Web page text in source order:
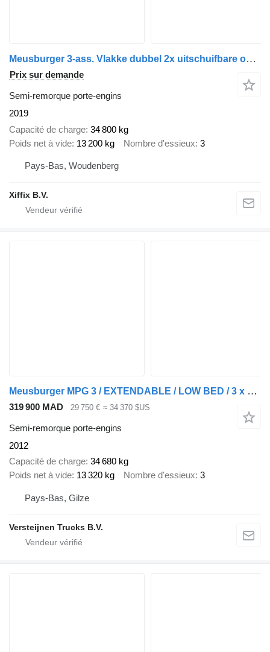
Meusburger 3-ass. Vlakke dubbel 2x uitschuifbare oplegger met huifopbouw /
Prix sur demande
Semi-remorque porte-engins
2019
Capacité de charge 34 800 kg
Poids net à vide 13 200 kg Nombre d'essieux 3
Pays-Bas, Woudenberg
Xiffix B.V.
Meusburger MPG 3 / EXTENDABLE / LOW BED / 3 x STEERING AXLE
319 900 MAD 29 750 € ≈ 34 370 $US
Semi-remorque porte-engins
2012
Capacité de charge 34 680 kg
Poids net à vide 13 320 kg Nombre d'essieux 3
Pays-Bas, Gilze
Versteijnen Trucks B.V.